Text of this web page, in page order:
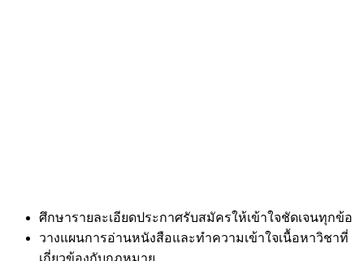
ศึกษารายละเอียดประกาศรับสมัครให้เข้าใจชัดเจนทุกข้อ
วางแผนการอ่านหนังสือและทำความเข้าใจเนื้อหาวิชาที่